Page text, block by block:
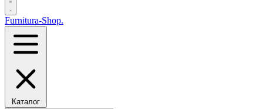
Furnitura-Shop.
Каталог